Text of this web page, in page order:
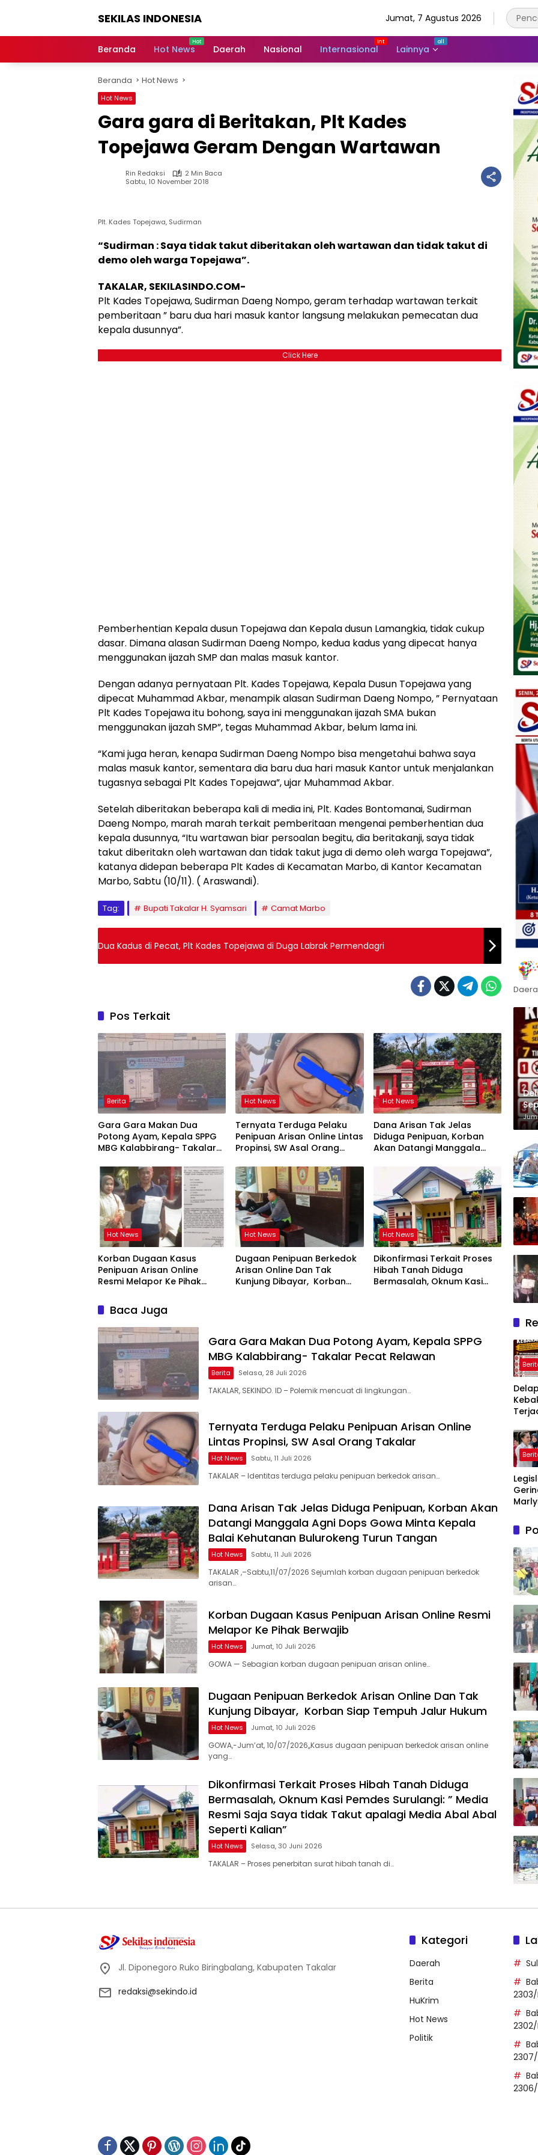
SEKILAS INDONESIA
Terkini,
Latest
World,
Headlines,
News
Jumat, 7 Agustus 2026
Beranda Hot News Daerah Nasional Internasional Lainnya
Beranda Hot News
Hot News
Gara gara di Beritakan, Plt Kades
Topejawa Geram Dengan Wartawan
Rin Redaksi
2 Min Baca
Sabtu, 10 November 2018
Plt. Kades Topejawa, Sudirman
“Sudirman : Saya tidak takut diberitakan oleh wartawan dan tidak takut di
demo oleh warga Topejawa”.
TAKALAR, SEKILASINDO.COM-
Plt Kades Topejawa, Sudirman Daeng Nompo, geram terhadap wartawan terkait
pemberitaan ” baru dua hari masuk kantor langsung melakukan pemecatan dua
kepala dusunnya”.
Click Here
Pemberhentian Kepala dusun Topejawa dan Kepala dusun Lamangkia, tidak cukup
dasar. Dimana alasan Sudirman Daeng Nompo, kedua kadus yang dipecat hanya
menggunakan ijazah SMP dan malas masuk kantor.
Dengan adanya pernyataan Plt. Kades Topejawa, Kepala Dusun Topejawa yang
dipecat Muhammad Akbar, menampik alasan Sudirman Daeng Nompo, ” Pernyataan
Plt Kades Topejawa itu bohong, saya ini menggunakan ijazah SMA bukan
menggunakan ijazah SMP”, tegas Muhammad Akbar, belum lama ini.
“Kami juga heran, kenapa Sudirman Daeng Nompo bisa mengetahui bahwa saya
malas masuk kantor, sementara dia baru dua hari masuk Kantor untuk menjalankan
tugasnya sebagai Plt Kades Topejawa”, ujar Muhammad Akbar.
Setelah diberitakan beberapa kali di media ini, Plt. Kades Bontomanai, Sudirman
Daeng Nompo, marah marah terkait pemberitaan mengenai pemberhentian dua
kepala dusunnya, “Itu wartawan biar persoalan begitu, dia beritakanji, saya tidak
takut diberitakn oleh wartawan dan tidak takut juga di demo oleh warga Topejawa”,
katanya didepan beberapa Plt Kades di Kecamatan Marbo, di Kantor Kecamatan
Marbo, Sabtu (10/11). ( Araswandi).
Tag: Bupati Takalar H. Syamsari Camat Marbo
Dua Kadus di Pecat, Plt Kades Topejawa di Duga Labrak Permendagri
Pos Terkait
Berita
Gara Gara Makan Dua
Potong Ayam, Kepala SPPG
MBG Kalabbirang- Takalar
Hot News
Ternyata Terduga Pelaku
Penipuan Arisan Online Lintas
Propinsi, SW Asal Orang
Hot News
Dana Arisan Tak Jelas
Diduga Penipuan, Korban
Akan Datangi Manggala
Kepala Balai Kehutanan
Bulurokeng Turun Tangan
Hot News
Korban Dugaan Kasus
Penipuan Arisan Online
Resmi Melapor Ke Pihak
Hot News
Dugaan Penipuan Berkedok
Arisan Online Dan Tak
Kunjung Dibayar, Korban
Hot News
Dikonfirmasi Terkait Proses
Hibah Tanah Diduga
Bermasalah, Oknum Kasi
Baca Juga
Gara Gara Makan Dua Potong Ayam, Kepala SPPG
MBG Kalabbirang- Takalar Pecat Relawan
Berita Selasa, 28 Juli 2026
TAKALAR, SEKINDO. ID – Polemik mencuat di lingkungan…
Ternyata Terduga Pelaku Penipuan Arisan Online
Lintas Propinsi, SW Asal Orang Takalar
Hot News Sabtu, 11 Juli 2026
TAKALAR – Identitas terduga pelaku penipuan berkedok arisan…
Dana Arisan Tak Jelas Diduga Penipuan, Korban Akan
Datangi Manggala Agni Dops Gowa Minta Kepala
Balai Kehutanan Bulurokeng Turun Tangan
Hot News Sabtu, 11 Juli 2026
TAKALAR ,–Sabtu,11/07/2026 Sejumlah korban dugaan penipuan berkedok
arisan…
Korban Dugaan Kasus Penipuan Arisan Online Resmi
Melapor Ke Pihak Berwajib
Hot News Jumat, 10 Juli 2026
GOWA — Sebagian korban dugaan penipuan arisan online…
Dugaan Penipuan Berkedok Arisan Online Dan Tak
Kunjung Dibayar, Korban Siap Tempuh Jalur Hukum
Hot News Jumat, 10 Juli 2026
GOWA,-Jum’at, 10/07/2026,,Kasus dugaan penipuan berkedok arisan online
yang…
Dikonfirmasi Terkait Proses Hibah Tanah Diduga
Bermasalah, Oknum Kasi Pemdes Surulangi: ” Media
Resmi Saja Saya tidak Takut apalagi Media Abal Abal
Seperti Kalian”
Hot News Selasa, 30 Juni 2026
TAKALAR – Proses penerbitan surat hibah tanah di…
Tinjau
Jl. Diponegoro Ruko Biringbalang, Kabupaten Takalar
redaksi@sekindo.id
Kategori
Daerah
Berita
HuKrim
Hot News
Politik